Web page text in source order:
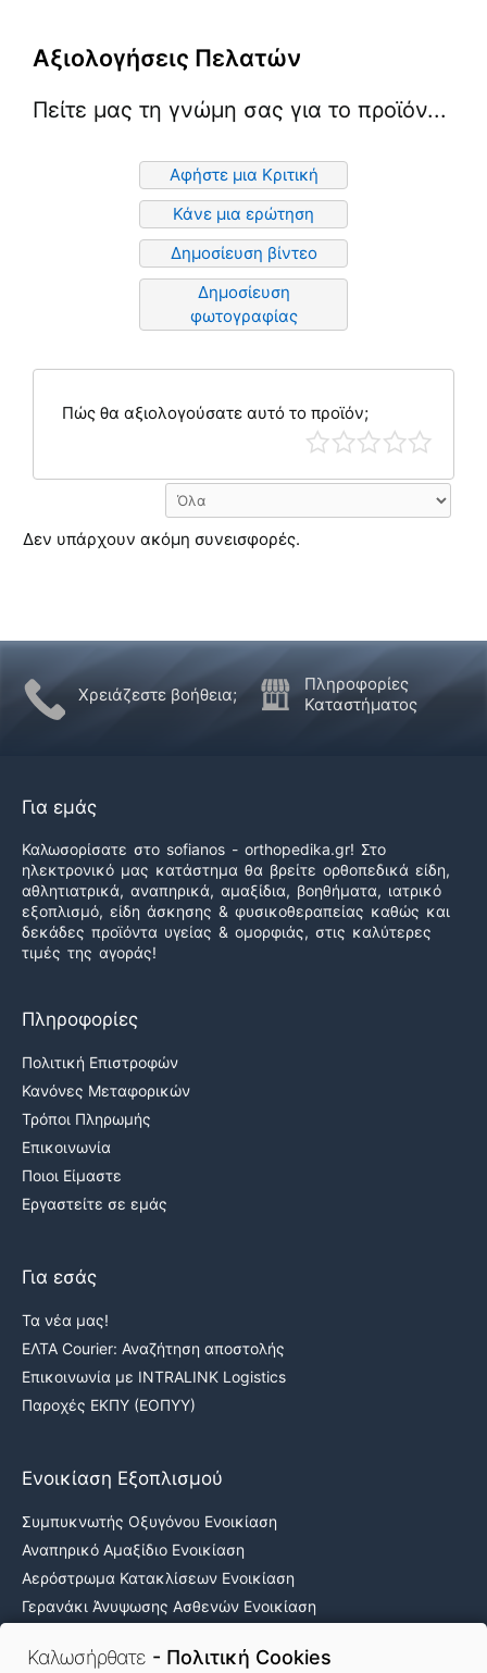
Καλωσήρθατε - Πολιτική Cookies
Αξιολογήσεις Πελατών
Πείτε μας τη γνώμη σας για το προϊόν...
Αφήστε μια Κριτική
Κάνε μια ερώτηση
Δημοσίευση βίντεο
Δημοσίευση
φωτογραφίας
Πώς θα αξιολογούσατε αυτό το προϊόν;
Δεν υπάρχουν ακόμη συνεισφορές.
Χρειάζεστε βοήθεια;
Πληροφορίες
Καταστήματος
Για εμάς
Καλωσορίσατε στο sofianos - orthopedika.gr! Στο
ηλεκτρονικό μας κατάστημα θα βρείτε ορθοπεδικά είδη,
αθλητιατρικά, αναπηρικά, αμαξίδια, βοηθήματα, ιατρικό
εξοπλισμό, είδη άσκησης & φυσικοθεραπείας καθώς και
δεκάδες προϊόντα υγείας & ομορφιάς, στις καλύτερες
τιμές της αγοράς!
Πληροφορίες
Πολιτική Επιστροφών
Κανόνες Μεταφορικών
Τρόποι Πληρωμής
Επικοινωνία
Ποιοι Είμαστε
Εργαστείτε σε εμάς
Για εσάς
Τα νέα μας!
ΕΛΤΑ Courier: Αναζήτηση αποστολής
Επικοινωνία με INTRALINK Logistics
Παροχές ΕΚΠΥ (ΕΟΠΥΥ)
Ενοικίαση Εξοπλισμού
Συμπυκνωτής Οξυγόνου Ενοικίαση
Αναπηρικό Αμαξίδιο Ενοικίαση
Αερόστρωμα Κατακλίσεων Ενοικίαση
Γερανάκι Άνυψωσης Ασθενών Ενοικίαση